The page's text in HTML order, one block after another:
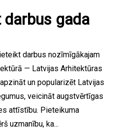
gada
darbus nozīmīgākajam
— Latvijas Arhitektūras
un popularizēt Latvijas
veicināt augstvērtīgas
attīstību. Pieteikuma
uzmanību, ka...